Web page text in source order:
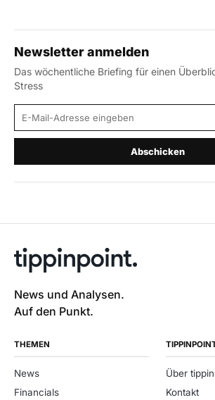
Newsletter anmelden
Das wöchentliche Briefing für einen
Stress
E-Mail-Adresse
Abschicken
News und Analysen.
Auf den Punkt.
THEMEN
News
Financials
Über
Kontakt